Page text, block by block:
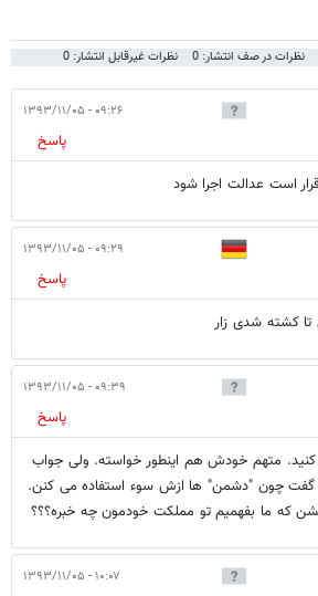
نظرات در صف انتشار: 0 نظرات غیرقابل انتشار: 0
۰۹:۲۶ - ۱۳۹۳/۱۱/۰۵
پاسخ
است عدالت اجرا شود
۰۹:۲۹ - ۱۳۹۳/۱۱/۰۵
پاسخ
کشته شدی زار
۰۹:۳۹ - ۱۳۹۳/۱۱/۰۵
پاسخ
کنید. متهم خودش هم اینطور خواسته. ولی جواب
گفت چون "دشمن" ها ازش سوء استفاده می کنن.
که ما بفهمیم تو مملکت خودمون چه خبره؟؟؟
۱۰:۰۷ - ۱۳۹۳/۱۱/۰۵